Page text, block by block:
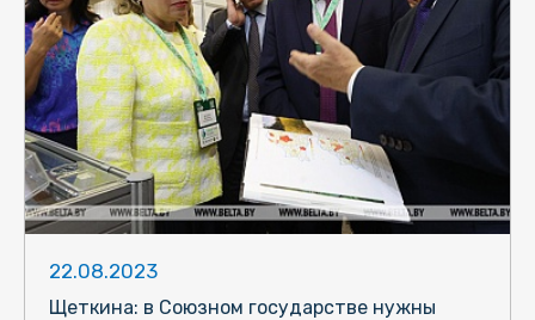
22.08.2023
Щеткина: в Союзном государстве нужны